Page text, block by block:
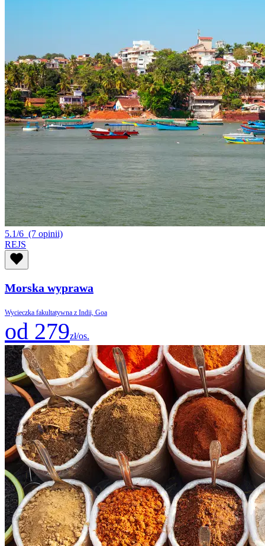
5.1/6 (7 opinii)
REJS
Morska wyprawa
Wycieczka fakultatywna z Indii, Goa
od 279zł/os.